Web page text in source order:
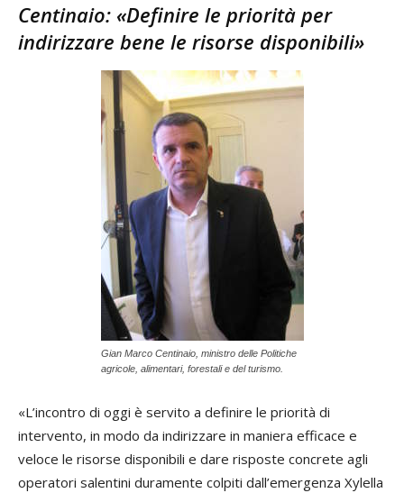
Centinaio: «Definire le priorità per
indirizzare bene le risorse disponibili»
Gian Marco Centinaio, ministro delle Politiche
agricole, alimentari, forestali e del turismo.
«L’incontro di oggi è servito a definire le priorità di
intervento, in modo da indirizzare in maniera efficace e
veloce le risorse disponibili e dare risposte concrete agli
operatori salentini duramente colpiti dall’emergenza Xylella